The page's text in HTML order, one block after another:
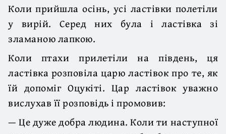
Коли прийшла осінь, усі ластівки полетіли
у вирій. Серед них була і ластівка зі
зламаною лапкою.
Коли птахи прилетіли на південь, ця
ластівка розповіла царю ластівок про те, як
їй допоміг Оцукіті. Цар ластівок уважно
вислухав її розповідь і промовив:
— Це дуже добра людина. Коли ти наступної